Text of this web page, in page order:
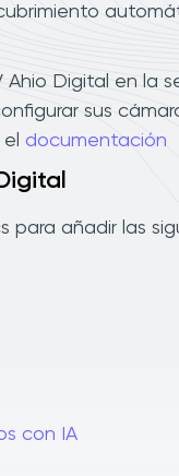
Digital en la
sus
documentación
para añadir las
con IA